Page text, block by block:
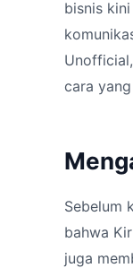
bisnis
cara
Sebelum
bahwa
juga